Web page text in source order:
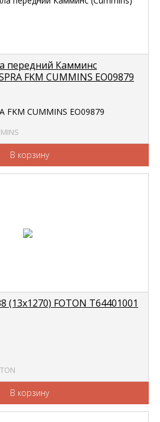
передний Камминс
FKM CUMMINS EO09879
В корзину
FOTON Т64401001
В корзину